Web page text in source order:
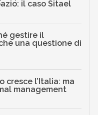
il caso Sitael
gestire il
una questione di
cresce l’Italia: ma
management